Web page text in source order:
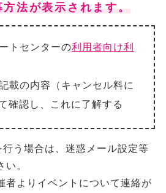
法が表示されます。
トセンターの利用者向け利
載の内容（キャンセル料に
確認し、これに了解する
う場合は、迷惑メール設定等
。
者よりイベントについて連絡が